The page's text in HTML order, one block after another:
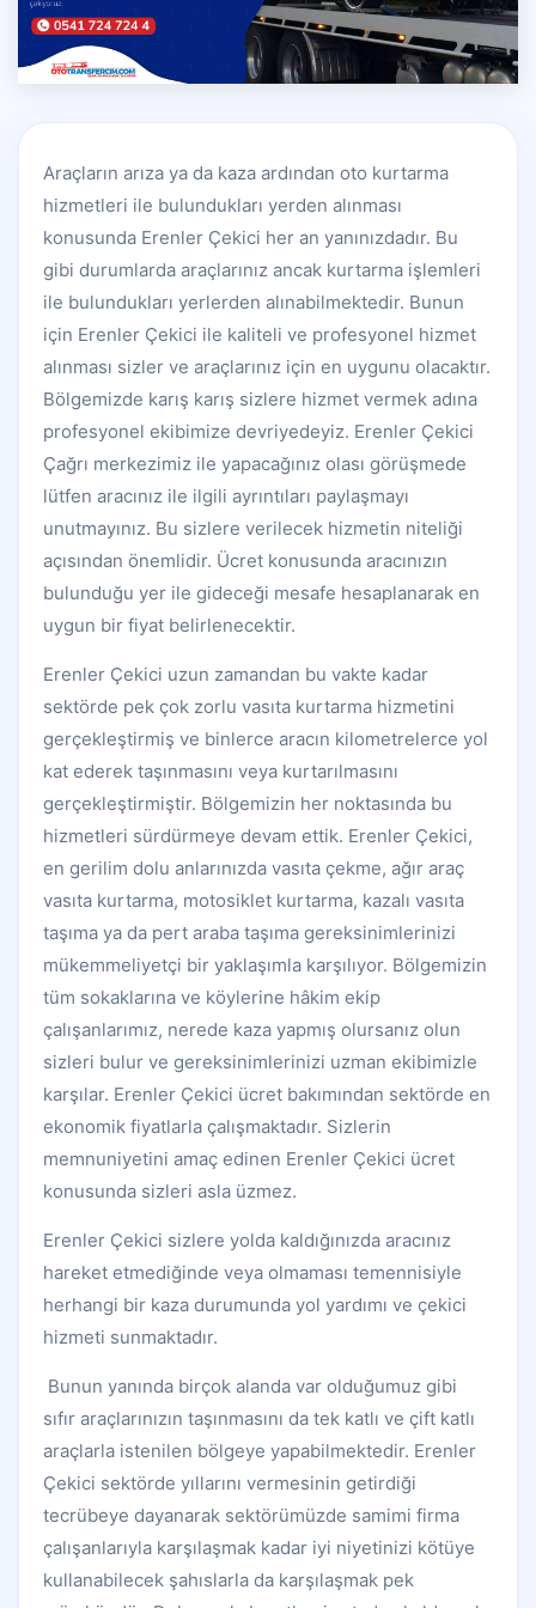
Araçların arıza ya da kaza ardından oto kurtarma
hizmetleri ile bulundukları yerden alınması
konusunda Erenler Çekici her an yanınızdadır. Bu
gibi durumlarda araçlarınız ancak kurtarma işlemleri
ile bulundukları yerlerden alınabilmektedir. Bunun
için Erenler Çekici ile kaliteli ve profesyonel hizmet
alınması sizler ve araçlarınız için en uygunu olacaktır.
Bölgemizde karış karış sizlere hizmet vermek adına
profesyonel ekibimize devriyedeyiz. Erenler Çekici
Çağrı merkezimiz ile yapacağınız olası görüşmede
lütfen aracınız ile ilgili ayrıntıları paylaşmayı
unutmayınız. Bu sizlere verilecek hizmetin niteliği
açısından önemlidir. Ücret konusunda aracınızın
bulunduğu yer ile gideceği mesafe hesaplanarak en
uygun bir fiyat belirlenecektir.
Erenler Çekici uzun zamandan bu vakte kadar
sektörde pek çok zorlu vasıta kurtarma hizmetini
gerçekleştirmiş ve binlerce aracın kilometrelerce yol
kat ederek taşınmasını veya kurtarılmasını
gerçekleştirmiştir. Bölgemizin her noktasında bu
hizmetleri sürdürmeye devam ettik. Erenler Çekici,
en gerilim dolu anlarınızda vasıta çekme, ağır araç
vasıta kurtarma, motosiklet kurtarma, kazalı vasıta
taşıma ya da pert araba taşıma gereksinimlerinizi
mükemmeliyetçi bir yaklaşımla karşılıyor. Bölgemizin
tüm sokaklarına ve köylerine hâkim ekip
çalışanlarımız, nerede kaza yapmış olursanız olun
sizleri bulur ve gereksinimlerinizi uzman ekibimizle
karşılar. Erenler Çekici ücret bakımından sektörde en
ekonomik fiyatlarla çalışmaktadır. Sizlerin
memnuniyetini amaç edinen Erenler Çekici ücret
konusunda sizleri asla üzmez.
Erenler Çekici sizlere yolda kaldığınızda aracınız
hareket etmediğinde veya olmaması temennisiyle
herhangi bir kaza durumunda yol yardımı ve çekici
hizmeti sunmaktadır.
Bunun yanında birçok alanda var olduğumuz gibi
sıfır araçlarınızın taşınmasını da tek katlı ve çift katlı
araçlarla istenilen bölgeye yapabilmektedir. Erenler
Çekici sektörde yıllarını vermesinin getirdiği
tecrübeye dayanarak sektörümüzde samimi firma
çalışanlarıyla karşılaşmak kadar iyi niyetinizi kötüye
kullanabilecek şahıslarla da karşılaşmak pek